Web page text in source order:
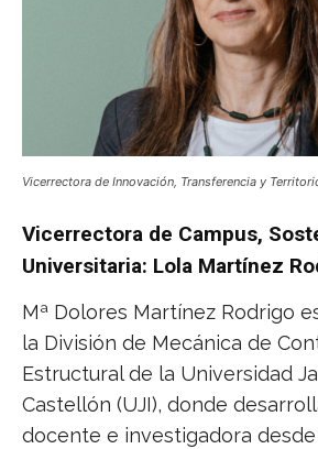
Vicerrectora de Innovación, Transferencia y
Vicerrectora de Campus,
Universitaria: Lola Martínez
Mª Dolores Martínez Rodrigo
la División de Mecánica de
Estructural de la Universidad
Castellón (UJI), donde
docente e investigadora desde